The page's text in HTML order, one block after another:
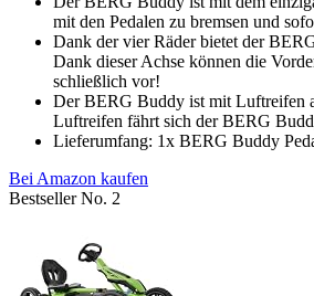
mit den Pedalen zu bremsen und
Dank der vier Räder bietet der
Dank dieser Achse können die
schließlich vor!
Der BERG Buddy ist mit Luftreifen
Luftreifen fährt sich der BERG
Lieferumfang: 1x BERG Buddy
Bei Amazon kaufen
Bestseller No. 2